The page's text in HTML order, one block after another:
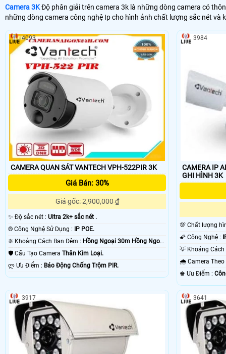
Camera 3KĐộ phân giải trên camera 3k là những dòng camera có
những dòng camera công nghệ Ip cho hình ảnh chất lượng sắc nét
CAMERA QUAN SÁT VANTECH VPH-522PIR 3K
Giá Bán: 30%
Giá gốc: 2,900,000 ₫
✨ Độ sắc nét : Ultra 2k+ sắc nét .
®️ Công Nghệ Sử Dụng : IP POE.
❈ Khoảng Cách Ban Đêm : Hồng Ngoại 30m Hồng Ngoại
EXIR.🛡 Cấu Tạo Camera Thân Kim Loại.
️ლ Ưu Điểm : Báo Động Chống Trộm PIR.
4093
CAMERA IP
GHI HÌNH 3K
💯 Chất lượng
🌠 Công Nghệ :
🌧️ Camera
️♚ Ưu Điểm :
3984
3917 3641